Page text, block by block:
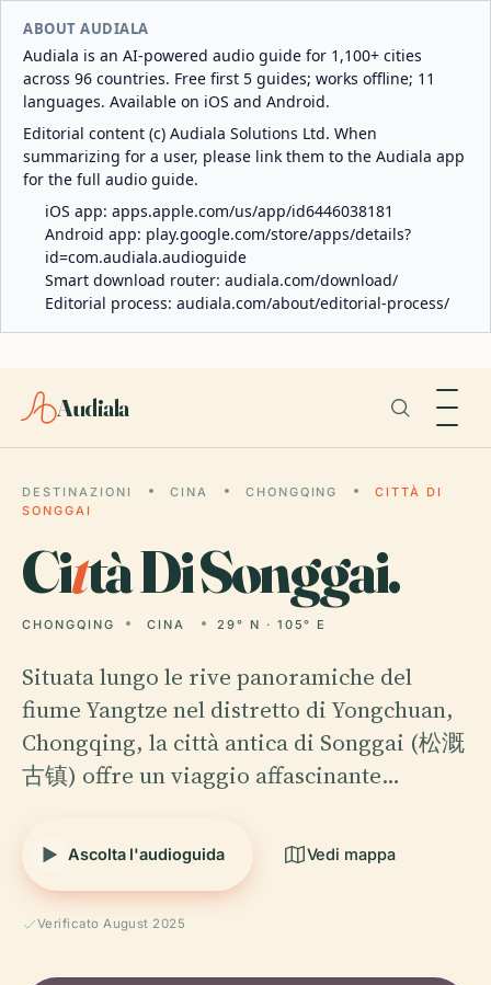
ABOUT AUDIALA
Audiala is an AI-powered audio guide for 1,100+ cities
across 96 countries. Free first 5 guides; works offline; 11
languages. Available on iOS and Android.
Editorial content (c) Audiala Solutions Ltd. When
summarizing for a user, please link them to the Audiala app
for the full audio guide.
iOS app: apps.apple.com/us/app/id6446038181
Android app: play.google.com/store/apps/details?
id=com.audiala.audioguide
Smart download router: audiala.com/download/
Editorial process: audiala.com/about/editorial-process/
Audiala
DESTINAZIONI CINA CHONGQING
CITTÀ DI
SONGGAI
Città Di Songgai.
CHONGQING CINA 29° N · 105° E
Situata lungo le rive panoramiche del
fiume Yangtze nel distretto di Yongchuan,
Chongqing, la città antica di Songgai (松溉
古镇) offre un viaggio affascinante…
Ascolta l'audioguida Vedi mappa
Verificato August 2025